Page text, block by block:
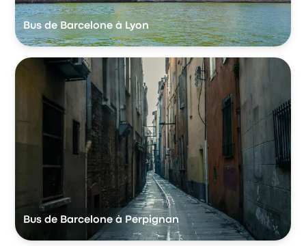
Bus de Barcelone à Lyon
Bus de Barcelone à Perpignan